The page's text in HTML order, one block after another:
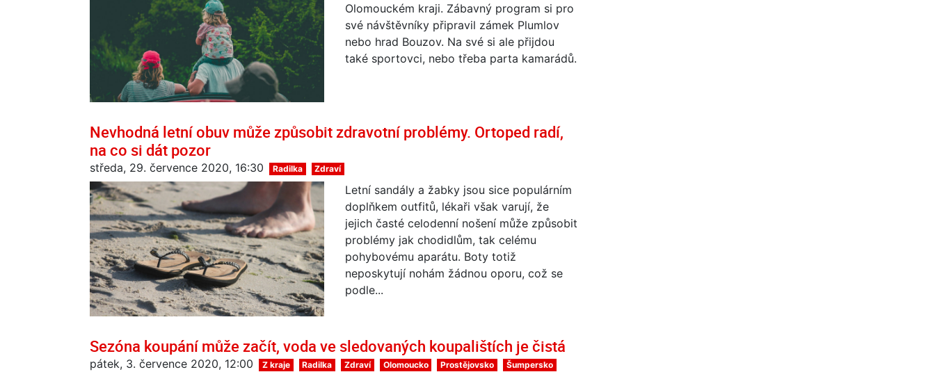
Olomouckém kraji. Zábavný program si pro
své návštěvníky připravil zámek Plumlov
nebo hrad Bouzov. Na své si ale přijdou
také sportovci, nebo třeba parta kamarádů.
Nevhodná letní obuv může způsobit zdravotní problémy. Ortoped radí,
na co si dát pozor
středa, 29. července 2020, 16:30 Radilka Zdraví
Letní sandály a žabky jsou sice populárním
doplňkem outfitů, lékaři však varují, že
jejich časté celodenní nošení může způsobit
problémy jak chodidlům, tak celému
pohybovému aparátu. Boty totiž
neposkytují nohám žádnou oporu, což se
podle...
Sezóna koupání může začít, voda ve sledovaných koupalištích je čistá
pátek, 3. července 2020, 12:00 Z kraje Radilka Zdraví Olomoucko Prostějovsko Šumpersko